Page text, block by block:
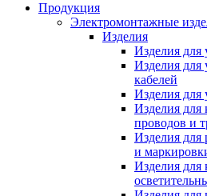
Продукция
Электромонтажные
Изделия
Изделия
Изделия для
кабелей
Изделия для
Изделия для
проводов и
Изделия для
и
Изделия для